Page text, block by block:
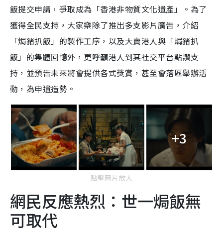
飯提交申請，爭取成為「香港非物質文化遺產」。為了
獲得全民支持，大家樂除了推出多支影片廣告，介紹
「焗豬扒飯」的製作工序，以及大賣港人與「焗豬扒
飯」的集體回憶外，更呼籲港人到其社交平台點讚支
持，並預告未來將會提供各式獎賞，甚至會落區舉辦活
動，為申遺造勢。
+3
點擊圖片放大
網民反應熱烈：世一焗飯無
可取代